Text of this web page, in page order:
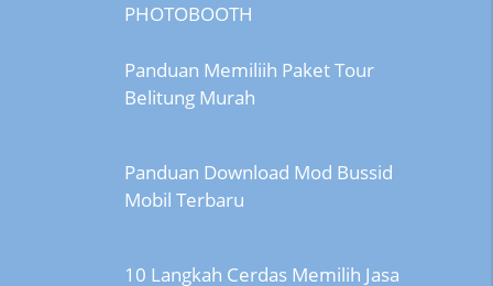
PHOTOBOOTH
Panduan Memiliih Paket Tour
Belitung Murah
Panduan Download Mod Bussid
Mobil Terbaru
10 Langkah Cerdas Memilih Jasa